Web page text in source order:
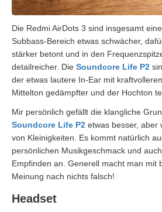
Die Redmi AirDots 3 sind insgesamt
Subbass-Bereich etwas schwächer,
stärker betont und in den
detailreicher. Die Soundcore Life P2
der etwas lautere In-Ear mit
Mittelton gedämpfter und der Hochton
Mir persönlich gefällt die klangliche
Soundcore Life P2 etwas besser, aber
von Kleinigkeiten. Es kommt natürlich
persönlichen Musikgeschmack und
Empfinden an. Generell macht man mit
Meinung nach nichts falsch!
Headset